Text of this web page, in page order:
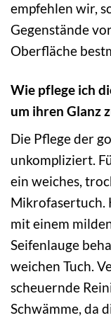
empfehlen wir,
Gegenstände
Oberfläche
Wie pflege ich
um ihren Glanz
Die Pflege der
unkompliziert.
ein weiches,
Mikrofasertuch.
mit einem
Seifenlauge
weichen Tuch.
scheuernde
Schwämme, da